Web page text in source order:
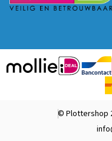
© Plottershop